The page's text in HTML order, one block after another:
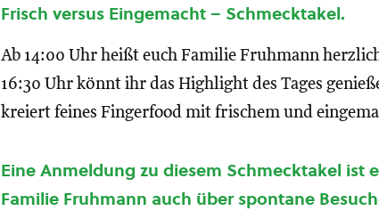
Frisch versus Eingemacht – Schmecktakel.
Ab 14:00 Uhr heißt euch Familie Fruhmann
16:30 Uhr könnt ihr das Highlight des Tages
kreiert feines Fingerfood mit frischem und
Eine Anmeldung zu diesem Schmecktakel ist
Familie Fruhmann auch über spontane